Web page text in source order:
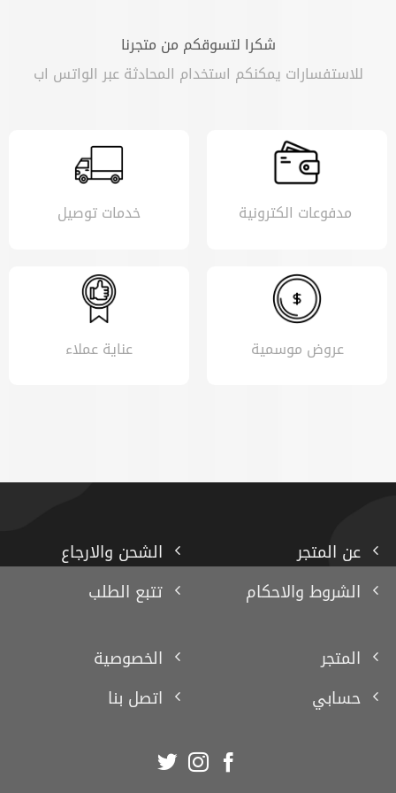
شكرا لتسوقكم من متجرنا
للاستفسارات يمكنكم استخدام المحادثة عبر الواتس اب
مدفوعات الكترونية خدمات توصيل
عروض موسمية عناية عملاء
عن المتجر
الشروط والاحكام
الشحن والارجاع
تتبع الطلب
المتجر
حسابي
الخصوصية
اتصل بنا